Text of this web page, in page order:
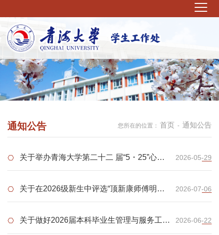
您所在的位置： 首页 - 通知公告
通知公告
关于举办青海大学第二十二 届“5・25”心理
2026-05-29
关于在2026级新生中评选“顶新康师傅明日
2026-07-06
关于做好2026届本科毕业生管理与服务工作
2026-06-22